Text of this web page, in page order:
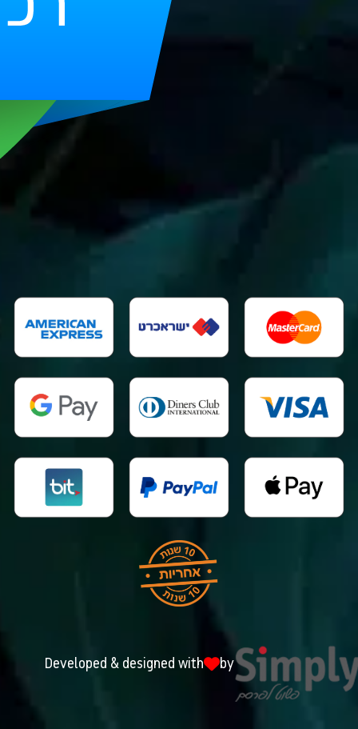
Developed & designed with by